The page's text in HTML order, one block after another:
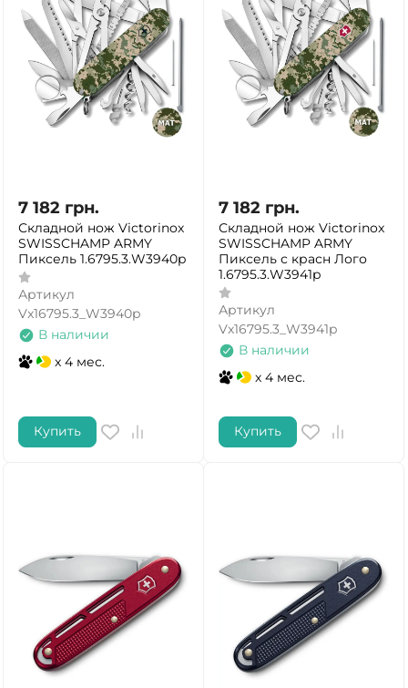
7 182 грн.
Складной нож Victorinox
SWISSCHAMP ARMY
Пиксель 1.6795.3.W3940p
Артикул
Vx16795.3_W3940p
В наличии
x 4 мес.
Купить
7 182 грн.
Складной нож Victorinox
SWISSCHAMP ARMY
Пиксель с красн Лого
1.6795.3.W3941p
Артикул
Vx16795.3_W3941p
В наличии
x 4 мес.
Купить
ДА НЕТ